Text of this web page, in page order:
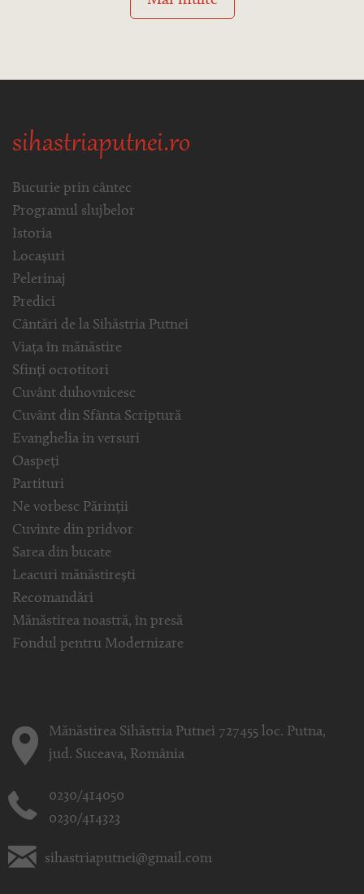
sihastriaputnei.ro
Bucurie prin cântec
Programul slujbelor
Istoria
Locașuri
Pelerinaj
Predici
Cântări de la Sihăstria Putnei
Viața în mănăstire
Sfinți ocrotitori
Cuvânt duhovnicesc
Cuvânt din Sfânta Scriptură
Evanghelia in versuri
Oaspeți
Partituri
Ne vorbesc Părinții
Cuvinte din pridvor
Sarea din bucate
Leacuri mănăstirești
Recomandări
Mănăstirea noastră, în presă
Fondul pentru Modernizare
Mănăstirea Sihăstria Putnei 727455 loc. Putna,
jud. Suceava, România
0230/414050
0230/414323
sihastriaputnei@gmail.com